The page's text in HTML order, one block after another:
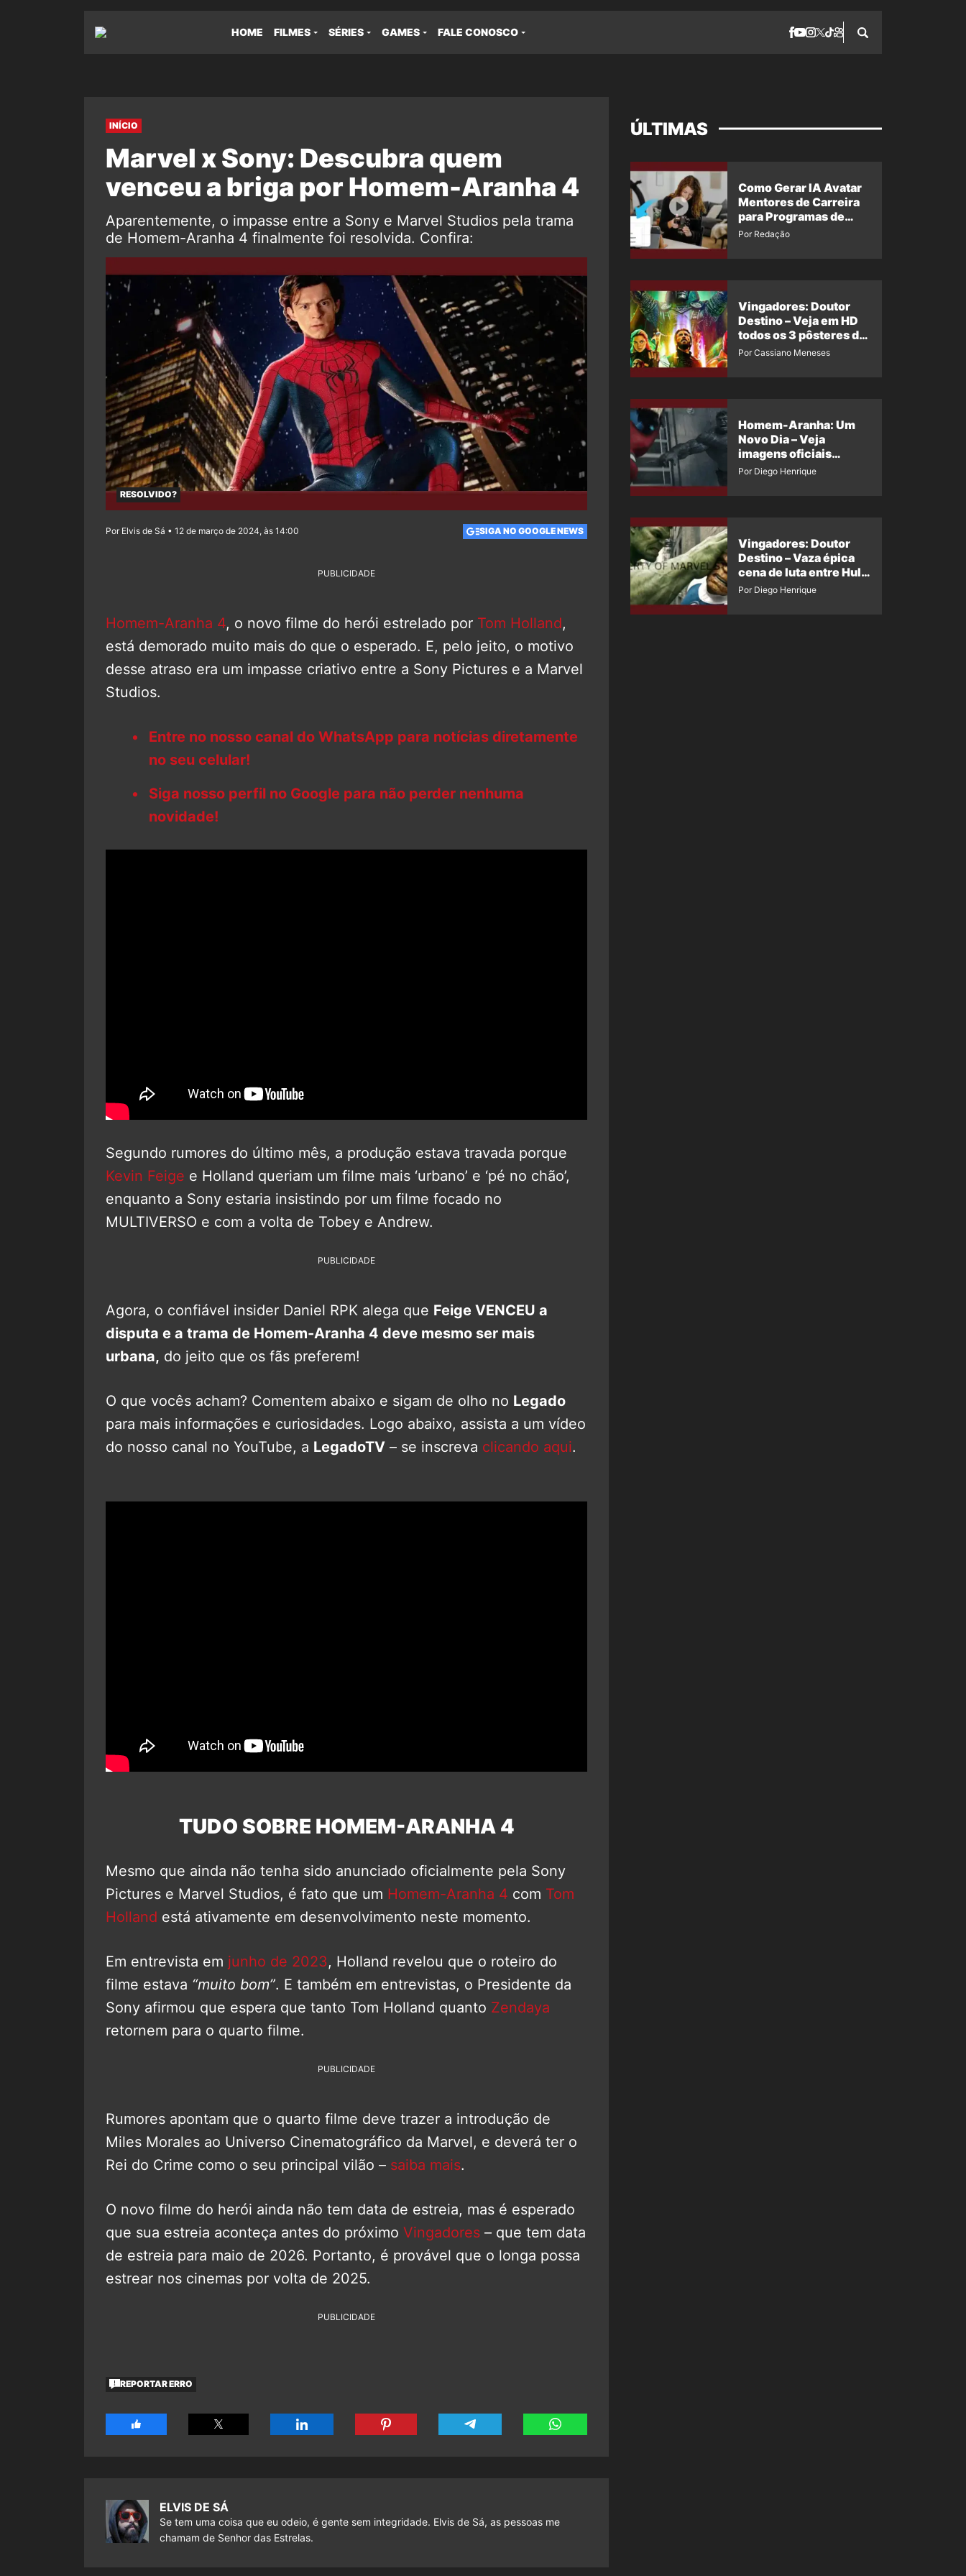
HOME FILMES SÉRIES GAMES FALE CONOSCO
INÍCIO
Marvel x Sony: Descubra quem
venceu a briga por Homem-Aranha 4
Aparentemente, o impasse entre a Sony e Marvel Studios pela trama
de Homem-Aranha 4 finalmente foi resolvida. Confira:
RESOLVIDO?
Por Elvis de Sá • 12 de março de 2024, às 14:00 SIGA NO GOOGLE NEWS
PUBLICIDADE
Homem-Aranha 4, o novo filme do herói estrelado por Tom Holland,
está demorado muito mais do que o esperado. E, pelo jeito, o motivo
desse atraso era um impasse criativo entre a Sony Pictures e a Marvel
Studios.
Entre no nosso canal do WhatsApp para notícias diretamente
no seu celular!
Siga nosso perfil no Google para não perder nenhuma
novidade!
Segundo rumores do último mês, a produção estava travada porque
Kevin Feige e Holland queriam um filme mais ‘urbano’ e ‘pé no chão’,
enquanto a Sony estaria insistindo por um filme focado no
MULTIVERSO e com a volta de Tobey e Andrew.
PUBLICIDADE
Agora, o confiável insider Daniel RPK alega que Feige VENCEU a
disputa e a trama de Homem-Aranha 4 deve mesmo ser mais
urbana, do jeito que os fãs preferem!
O que vocês acham? Comentem abaixo e sigam de olho no Legado
para mais informações e curiosidades. Logo abaixo, assista a um vídeo
do nosso canal no YouTube, a LegadoTV – se inscreva clicando aqui.
TUDO SOBRE HOMEM-ARANHA 4
Mesmo que ainda não tenha sido anunciado oficialmente pela Sony
Pictures e Marvel Studios, é fato que um Homem-Aranha 4 com Tom
Holland está ativamente em desenvolvimento neste momento.
Em entrevista em junho de 2023, Holland revelou que o roteiro do
filme estava “muito bom”. E também em entrevistas, o Presidente da
Sony afirmou que espera que tanto Tom Holland quanto Zendaya
retornem para o quarto filme.
PUBLICIDADE
Rumores apontam que o quarto filme deve trazer a introdução de
Miles Morales ao Universo Cinematográfico da Marvel, e deverá ter o
Rei do Crime como o seu principal vilão – saiba mais.
O novo filme do herói ainda não tem data de estreia, mas é esperado
que sua estreia aconteça antes do próximo Vingadores – que tem data
de estreia para maio de 2026. Portanto, é provável que o longa possa
estrear nos cinemas por volta de 2025.
PUBLICIDADE
REPORTAR ERRO
ELVIS DE SÁ
Se tem uma coisa que eu odeio, é gente sem integridade. Elvis de Sá, as pessoas me
chamam de Senhor das Estrelas.
ÚLTIMAS
Como Gerar IA Avatar
Mentores de Carreira
para Programas de
Desenvolvimento da
Por Redação
Vingadores: Doutor
Destino – Veja em HD
todos os 3 pôsteres de
‘Doomsday’ + 1 imagem
Por Cassiano Meneses
Homem-Aranha: Um
Novo Dia – Veja
imagens oficiais
descartadas do Hulk
Por Diego Henrique
Vingadores: Doutor
Destino – Vaza épica
cena de luta entre Hulk
e o Coisa
Por Diego Henrique